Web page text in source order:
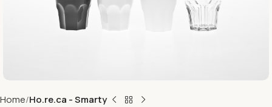
Home Ho.re.ca - Smarty